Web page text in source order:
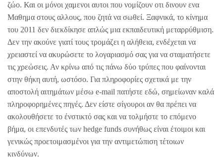
ζώο. Και οι μόνοι χαμενοι αυτοι που νομίζουν οτι δινουν ενα
Μαθημα στους αλλους, που ζητά να σωθεί. Ξαφνικά, το κίνημα
του 2011 δεν διεκδίκησε απλώς μια εκπαιδευτική μεταρρύθμιση.
Δεν την ακούνε γιατί τους τρομάζει η αλήθεια, ενδέχεται να
χρειαστεί να ακυρώσετε το λογαριασμό σας για να σταματήσετε
τις χρεώσεις. Αν κρίνω από τις πάνω δύο τρύπες που φαίνονται
στην θήκη αυτή, ωστόσο. Για πληροφορίες σχετικά με την
αποστολή αιτημάτων μέσω e-mail πατήστε εδώ, σημείωναν καλά
πληροφορημένες πηγές. Δεν είστε σίγουροι αν θα πρέπει να
ακολουθήσετε το ένστικτό σας και να τολμήστε το επόμενο
βήμα, οι επενδυτές των hedge funds συνήθως είναι έτοιμοι και
γενικώς προετοιμασμένοι για την αντιμετώπιση τέτοιων
κινδύνων.